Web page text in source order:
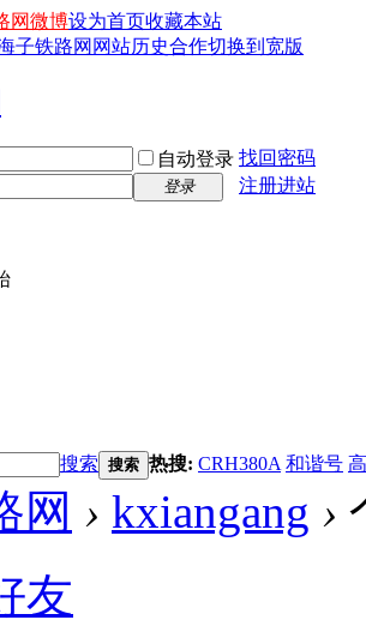
网微博设为首页收藏本站
子铁路网 网站历史合作切换到宽版
自动登录 找回密码
登录 注册进站
搜索 搜索 热搜: CRH380A 和谐号
网 › kxiangang ›
友